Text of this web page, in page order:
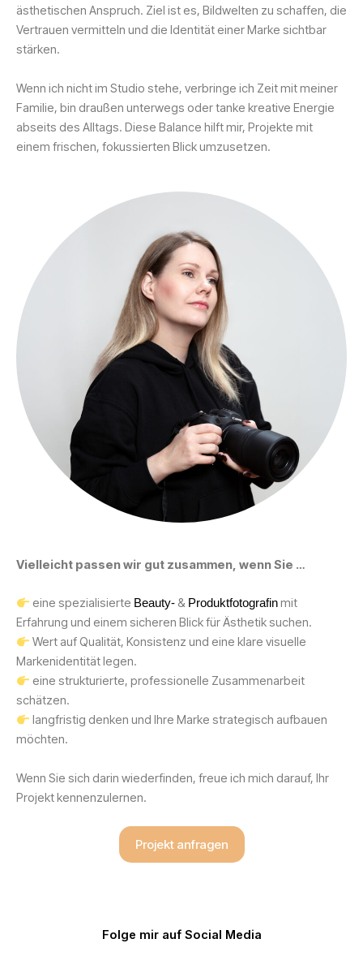
ästhetischen Anspruch. Ziel ist es, Bildwelten zu schaffen, die
Vertrauen vermitteln und die Identität einer Marke sichtbar
stärken.
Wenn ich nicht im Studio stehe, verbringe ich Zeit mit meiner
Familie, bin draußen unterwegs oder tanke kreative Energie
abseits des Alltags. Diese Balance hilft mir, Projekte mit
einem frischen, fokussierten Blick umzusetzen.
Vielleicht passen wir gut zusammen, wenn Sie …
eine spezialisierte Beauty-& Produktfotografinmit
Erfahrung und einem sicheren Blick für Ästhetik suchen.
Wert auf Qualität, Konsistenz und eine klare visuelle
Markenidentität legen.
eine strukturierte, professionelle Zusammenarbeit
schätzen.
langfristig denken und Ihre Marke strategisch aufbauen
möchten.
Wenn Sie sich darin wiederfinden, freue ich mich darauf, Ihr
Projekt kennenzulernen.
Projekt anfragen
Folge mir auf Social Media